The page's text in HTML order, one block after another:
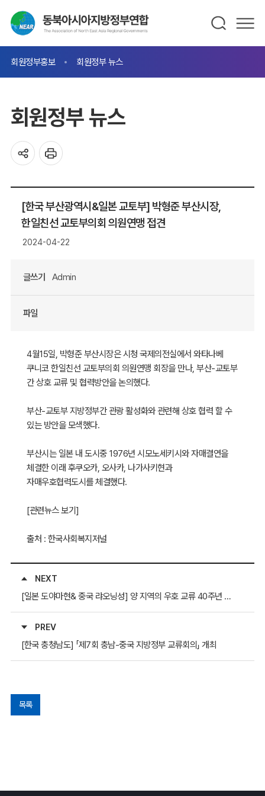
회원정부홍보 회원정부 뉴스
회원정부 뉴스
[한국 부산광역시&일본 교토부] 박형준 부산시장,
한일친선 교토부의회 의원연맹 접견
2024-04-22
글쓰기 Admin
파일
4월15일, 박형준 부산시장은 시청 국제의전실에서 와타나베
쿠니코 한일친선 교토부의회 의원연맹 회장을 만나, 부산-교토부
간 상호 교류 및 협력방안을 논의했다.
부산-교토부 지방정부간 관광 활성화와 관련해 상호 협력 할 수
있는 방안을 모색했다.
부산시는 일본 내 도시중 1976년 시모노세키시와 자매결연을
체결한 이래 후쿠오카, 오사카, 나가사키현과
자매우호협력도시를 체결했다.
[관련뉴스 보기]
출처 : 한국사회복지저널
NEXT
[일본 도야마현& 중국 랴오닝성] 양 지역의 우호 교류 40주년 기념행사
PREV
[한국 충청남도] 「제7회 충남-중국 지방정부 교류회의」 개최
목록